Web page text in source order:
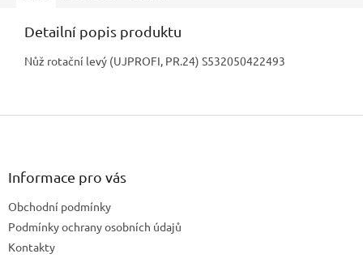
Detailní popis produktu
Nůž rotační levý (UJPROFI, PR.24) S532050422493
Z
Informace pro vás
Obchodní podmínky
Podmínky ochrany osobních údajů
Kontakty